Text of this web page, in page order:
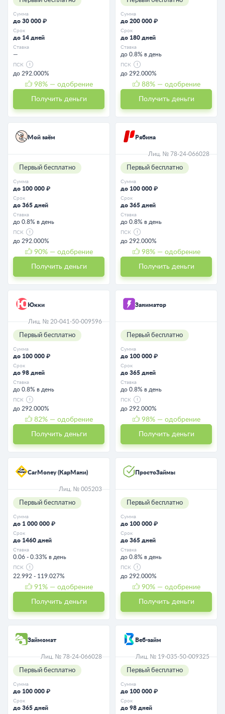
Сумма
до 30 000 ₽
Срок
до 14 дней
Ставка
—
ПСК
до 292.000%
98% — одобрение
Получить деньги
Сумма
до 200 000 ₽
Срок
до 180 дней
Ставка
до 0.8% в день
ПСК
до 292.000%
88% — одобрение
Получить деньги
Мой заём
Первый бесплатно
Сумма
до 100 000 ₽
Срок
до 365 дней
Ставка
до 0.8% в день
ПСК
до 292.000%
90% — одобрение
Получить деньги
Рябина
Лиц. № 78-24-066028
Первый бесплатно
Сумма
до 100 000 ₽
Срок
до 365 дней
Ставка
до 0.8% в день
ПСК
до 292.000%
98% — одобрение
Получить деньги
Юкки
Лиц. № 20-041-50-009596
Первый бесплатно
Сумма
до 100 000 ₽
Срок
до 98 дней
Ставка
до 0.8% в день
ПСК
до 292.000%
82% — одобрение
Получить деньги
Заниматор
Первый бесплатно
Сумма
до 100 000 ₽
Срок
до 365 дней
Ставка
до 0.8% в день
ПСК
до 292.000%
98% — одобрение
Получить деньги
CarMoney (КарМани)
Лиц. № 005203
Первый бесплатно
Сумма
до 1 000 000 ₽
Срок
до 1460 дней
Ставка
0.06 - 0.33% в день
ПСК
22.992 - 119.027%
91 % — одобрение
Получить деньги
ПростоЗаймы
Первый бесплатно
Сумма
до 100 000 ₽
Срок
до 365 дней
Ставка
до 0.8% в день
ПСК
до 292.000%
90% — одобрение
Получить деньги
Займомат
Лиц. № 78-24-066028
Первый бесплатно
Сумма
до 100 000 ₽
Срок
до 365 дней
Веб-займ
Лиц. № 19-035-50-009325
Первый бесплатно
Сумма
до 100 000 ₽
Срок
до 98 дней